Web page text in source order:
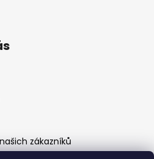
zákazníků